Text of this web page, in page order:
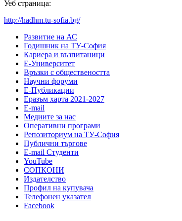
Уеб страница:
http://hadhm.tu-sofia.bg/
Развитие на АС
Годишник на ТУ-София
Кариера и възпитаници
Е-Университет
Връзки с обществеността
Научни форуми
Е-Публикации
Еразъм харта 2021-2027
E-mail
Медиите за нас
Оперативни програми
Репозиториум на ТУ-София
Публични търгове
Е-mail Студенти
YouTube
СОПКОНИ
Издателство
Профил на купувача
Телефонен указател
Facebook